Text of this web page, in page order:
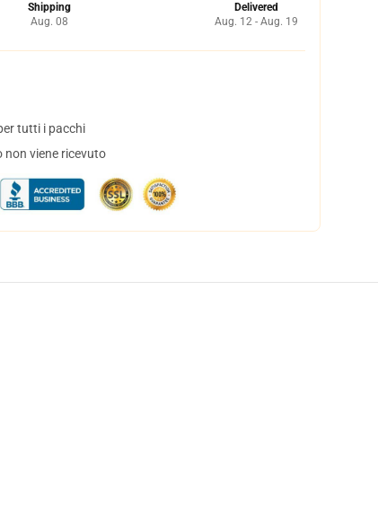
Shipping
Aug. 08
Delivered
Aug. 12 - Aug. 19
tutti i pacchi
non viene ricevuto